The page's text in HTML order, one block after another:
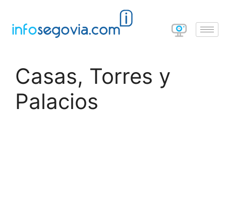
Casas, Torres y
Palacios